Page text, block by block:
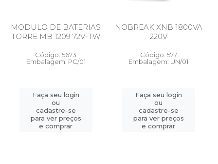
MODULO DE BATERIAS
TORRE MB 1209 72V-TW
Código: 5673
Embalagem: PC/01
Faça seu login
ou
cadastre-se
para ver preços
e comprar
NOBREAK XNB 1800VA
220V
Código: 577
Embalagem: UN/01
Faça seu login
ou
cadastre-se
para ver preços
e comprar